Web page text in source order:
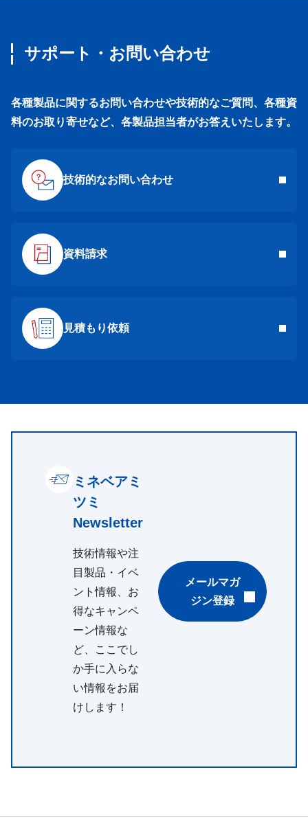
サポート・お問い合わせ
各種製品に関するお問い合わせや技術的なご質問、各種資
料のお取り寄せなど、各製品担当者がお答えいたします。
技術的なお問い合わせ
資料請求
見積もり依頼
ミネベアミ
ツミ
Newsletter
技術情報や注
目製品・イベ
ント情報、お
得なキャンペ
ーン情報な
ど、ここでし
か手に入らな
い情報をお届
けします！
メールマガ
ジン登録